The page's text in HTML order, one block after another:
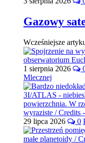
Gazowy
Wcześniejsze
1 sierpnia 2026
Mlecznej
29 lipca 2026 0